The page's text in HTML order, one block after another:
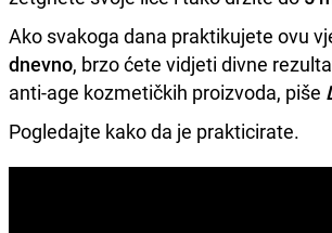
Ako svakoga dana praktikujete ovu
dnevno, brzo ćete vidjeti divne
anti-age kozmetičkih proizvoda, piše
Pogledajte kako da je prakticirate.